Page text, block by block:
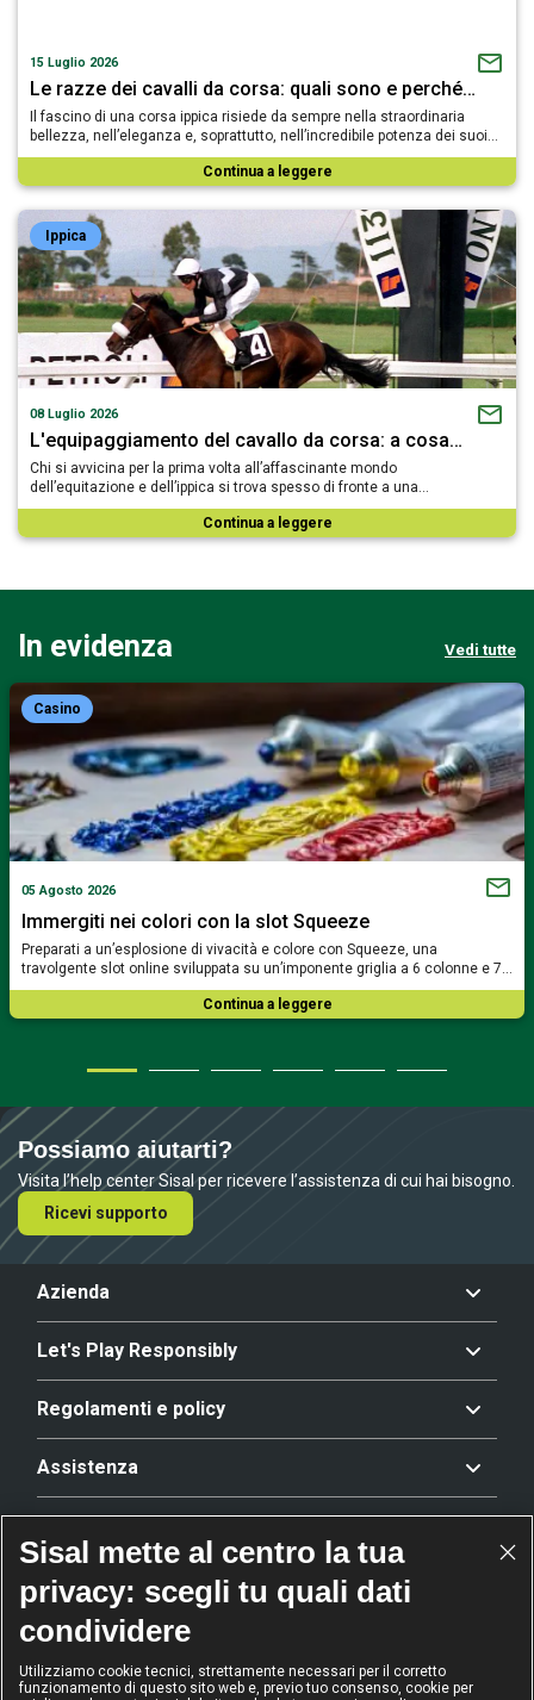
15 Luglio 2026
Le razze dei cavalli da corsa: quali sono e perché…
Il fascino di una corsa ippica risiede da sempre nella straordinaria
bellezza, nell’eleganza e, soprattutto, nell’incredibile potenza dei suoi…
Continua a leggere
Ippica
08 Luglio 2026
L'equipaggiamento del cavallo da corsa: a cosa…
Chi si avvicina per la prima volta all’affascinante mondo
dell’equitazione e dell’ippica si trova spesso di fronte a una…
Continua a leggere
In evidenza Vedi tutte
Casino
05 Agosto 2026
Immergiti nei colori con la slot Squeeze
Preparati a un’esplosione di vivacità e colore con Squeeze, una
travolgente slot online sviluppata su un’imponente griglia a 6 colonne e 7…
Continua a leggere
Possiamo aiutarti?
Visita l’help center Sisal per ricevere l’assistenza di cui hai bisogno.
Ricevi supporto
Azienda
Let's Play Responsibly
Regolamenti e policy
Assistenza
Riconoscimenti
Sisal mette al centro la tua
privacy: scegli tu quali dati
condividere
Utilizziamo cookie tecnici, strettamente necessari per il corretto
funzionamento di questo sito web e, previo tuo consenso, cookie per